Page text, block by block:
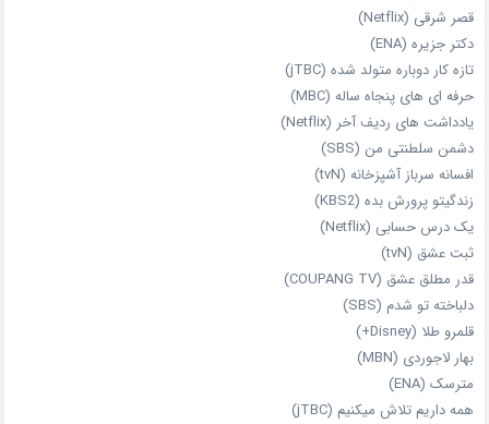
قصر شرقی (Netflix)
دکتر جزیره (ENA)
تازه‌ کار دوباره‌ متولد شده (jTBC)
حرفه‌ ای‌ های پنجاه‌ ساله (MBC)
یادداشت‌ های ردیف آخر (Netflix)
دشمن سلطنتی من (SBS)
افسانه سرباز آشپزخانه (tvN)
زندگیتو پرورش بده (KBS2)
یک درس حسابی (Netflix)
ثبت عشق (tvN)
قدر مطلق عشق (COUPANG TV)
دلباخته تو شدم (SBS)
قلمرو طلا (Disney+)
بهار لاجوردی (MBN)
مترسک (ENA)
همه داریم تلاش میکنیم (jTBC)